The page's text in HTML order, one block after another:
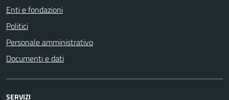
Enti e fondazioni
Politici
Personale amministrativo
Documenti e dati
SERVIZI